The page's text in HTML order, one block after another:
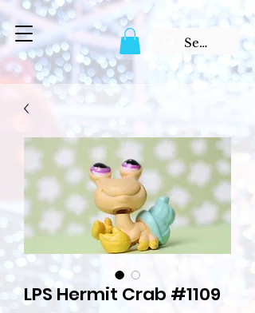
LPS Hermit Crab #1109